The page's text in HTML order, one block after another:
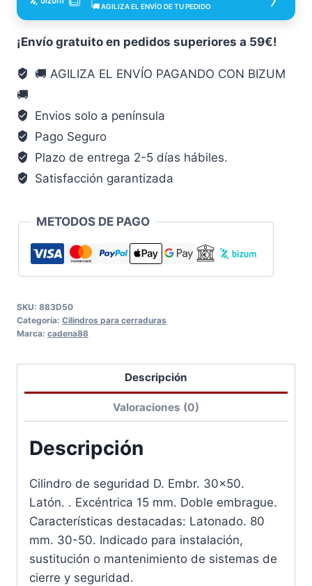
C88
80
CADENA88
cantidad
🚚 AGILIZA EL ENVÍO DE TU PEDIDO
¡Envío gratuito en pedidos superiores a 59€!
🚚 AGILIZA EL ENVÍO PAGANDO CON BIZUM
🚚
Envios solo a península
Pago Seguro
Plazo de entrega 2-5 días hábiles.
Satisfacción garantizada
METODOS DE PAGO
SKU: 883D50
Categoría: Cilindros para cerraduras
Marca: cadena88
Descripción
Valoraciones (0)
Descripción
Cilindro de seguridad D. Embr. 30×50.
Latón. . Excéntrica 15 mm. Doble embrague.
Características destacadas: Latonado. 80
mm. 30-50. Indicado para instalación,
sustitución o mantenimiento de sistemas de
cierre y seguridad.